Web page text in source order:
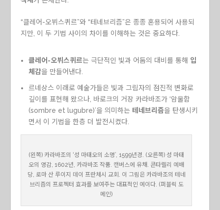
“클레어-오뷔스퀴르”와 “테네브리즘”은 종종 혼용되어 사용되
지만, 이 두 기법 사이의 차이를 이해하는 것은 중요하다.
클레어-오뷔스퀴르는 극단적인 빛과 어둠의 대비를 통해 입
체감을 만들어낸다.
르네상스 이래로 예술가들은 빛과 그림자의 점진적 변화로
깊이를 표현해 왔으나, 바로크의 거장 카라바조가 ‘암울함
(sombre et lugubre)’을 의미하는 테네브리즘을 탄생시키
면서 이 기법을 한층 더 발전시켰다.
(왼쪽) 카라바조의 ‘성 마태오의 소명’, 1599년경. (오른쪽) 성 마태
오의 영감, 1602년, 카라바조 작품. 캔버스에 유채. 콘타렐리 예배
당, 로마 산 루이지 데이 프란체시 교회. 이 그림은 카라바조의 테네
브리즘의 프로젝터 효과를 보여주는 대표적인 예이다. (퍼블릭 도
메인)